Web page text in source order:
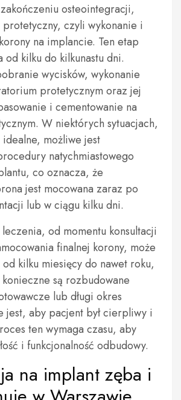
osteointegracji,
czyli wykonanie i
na implancie. Ten etap
od kilku do kilkunastu dni.
wycisków, wykonanie
protetycznym oraz jej
i cementowanie na
W niektórych sytuacjach,
możliwe jest
natychmiastowego
co oznacza, że
jest mocowana zaraz po
lub w ciągu kilku dni.
leczenia, od momentu konsultacji
finalnej korony, może
kilku miesięcy do nawet roku,
konieczne są rozbudowane
lub długi okres
jest, aby pacjent był cierpliwy i
ten wymaga czasu, aby
i funkcjonalność odbudowy.
na implant zęba i